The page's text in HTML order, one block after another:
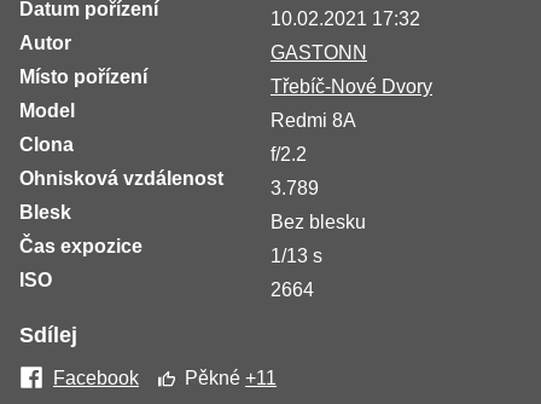
Datum pořízení
10.02.2021 17:32
Autor
GASTONN
Místo pořízení
Třebíč-Nové Dvory
Model
Redmi 8A
Clona
f/2.2
Ohnisková vzdálenost
3.789
Blesk
Bez blesku
Čas expozice
1/13 s
ISO
2664
Sdílej
Facebook Pěkné+11